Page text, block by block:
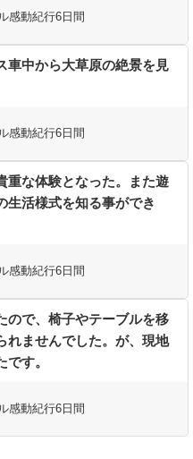
感動紀行6日間
車中から大草原の絶景を見
感動紀行6日間
重な体験となった。また遊
生活様式を知る事ができ
感動紀行6日間
ので、椅子やテーブルを移
れませんでした。が、現地
す。
感動紀行6日間